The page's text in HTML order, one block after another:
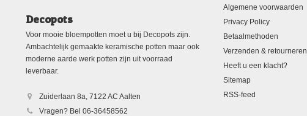
Decopots
Voor mooie bloempotten moet u bij Decopots zijn.
Ambachtelijk gemaakte keramische potten maar ook
moderne aarde werk potten zijn uit voorraad
leverbaar.
Zuiderlaan 8a, 7122 AC Aalten
Vragen? Bel 06-36458562
Algemene voorwaarden
Privacy Policy
Betaalmethoden
Verzenden & retourneren
Heeft u een klacht?
Sitemap
RSS-feed